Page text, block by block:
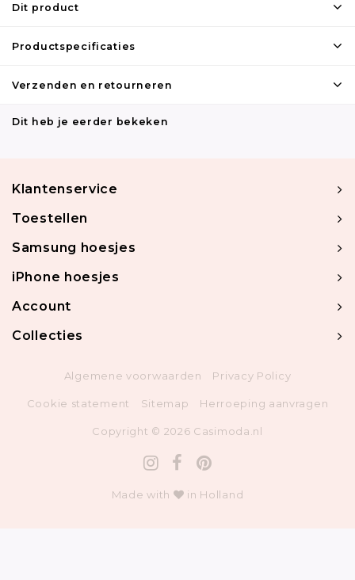
Dit product
Productspecificaties
Verzenden en retourneren
Dit heb je eerder bekeken
Klantenservice
Toestellen
Samsung hoesjes
iPhone hoesjes
Account
Collecties
Algemene voorwaarden Privacy Policy
Cookie statement Sitemap Herroeping aanvragen
Copyright © 2026 Casimoda.nl
Made with in Holland